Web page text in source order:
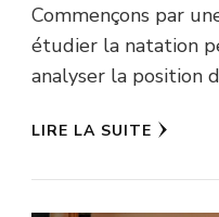
Commençons par
étudier la natation
analyser la position
LIRE LA SUITE